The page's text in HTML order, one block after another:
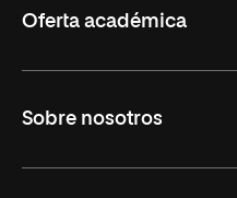
Oferta académica
Másteres Oficiales
Másteres Propios
Sobre nosotros